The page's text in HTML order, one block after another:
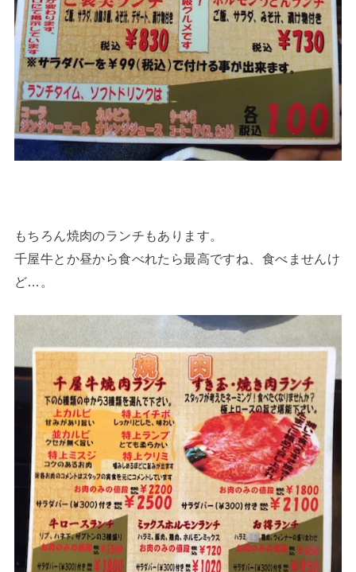
もちろん焼肉のランチもあります。
千屋牛とか昼から食べれたら最高ですね、食べませんけ
ど…。